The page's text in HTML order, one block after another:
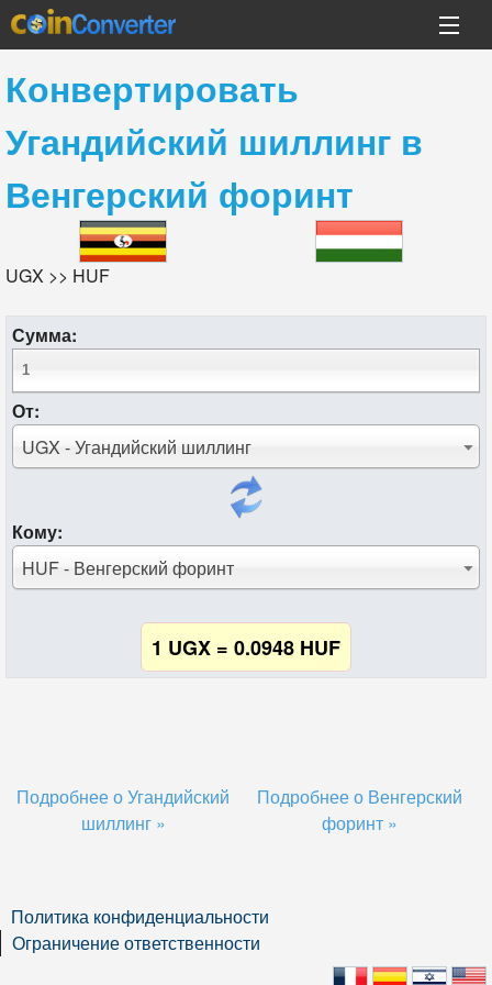
Конвертировать
Угандийский шиллингв
Венгерский форинт
UGX >> HUF
Сумма:
От:
UGX - Угандийский шиллинг
Кому:
HUF - Венгерский форинт
1 UGX = 0.0948 HUF
Подробнее о Угандийский
шиллинг »
Подробнее о Венгерский
форинт »
Политика конфиденциальности
Ограничение ответственности